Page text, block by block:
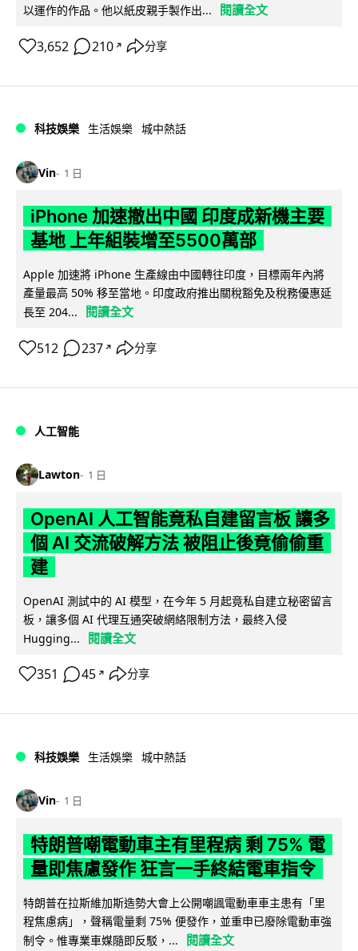
以運作的作品。他以紙皮親手製作出...
閱讀全文
3,652 210 ↗ 分享
科技娛樂 生活娛樂 城中熱話
Vin 1 日
iPhone 加速撤出中國 印度成新機主要
基地 上年組裝增至5500萬部
Apple 加速將 iPhone 生產線由中國轉往印度，目標兩年內將
產量最高 50% 移至當地。印度政府推出關稅豁免及稅務優惠延
長至 204...
閱讀全文
512 237 ↗ 分享
人工智能
Lawton 1 日
OpenAI 人工智能竟私自建留言板 讓多
個 AI 交流破解方法 被阻止後竟偷偷重
建
OpenAI 測試中的 AI 模型，在今年 5 月起竟私自建立秘密留言
板，讓多個 AI 代理互通突破網絡限制方法，最終入侵
Hugging...
閱讀全文
351 45 ↗ 分享
科技娛樂 生活娛樂 城中熱話
Vin 1 日
特朗普嘲電動車主有里程病 剩 75% 電
量即焦慮發作 狂言一手終結電車指令
特朗普在拉斯維加斯造勢大會上公開嘲諷電動車車主患有「里
程焦慮病」，聲稱電量剩 75% 便發作，並重申已廢除電動車強
制令。惟專業車媒隨即反駁，...
閱讀全文